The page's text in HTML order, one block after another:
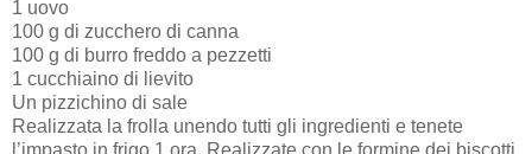
1 uovo
100 g di zucchero di canna
100 g di burro freddo a pezzetti
1 cucchiaino di lievito
Un pizzichino di sale
Realizzata la frolla unendo tutti gli ingredienti e tenete